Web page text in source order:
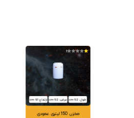
1
طول: 52 cm عرض: 52 cm ارتفاع: 91 cm
مخزن 150 لیتری عمودی